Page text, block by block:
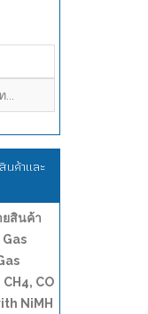
...
นค้าและ
ยสินค้า
CO
NiMH